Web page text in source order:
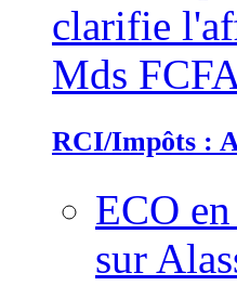
RCI/Impôts :
ECO
sur